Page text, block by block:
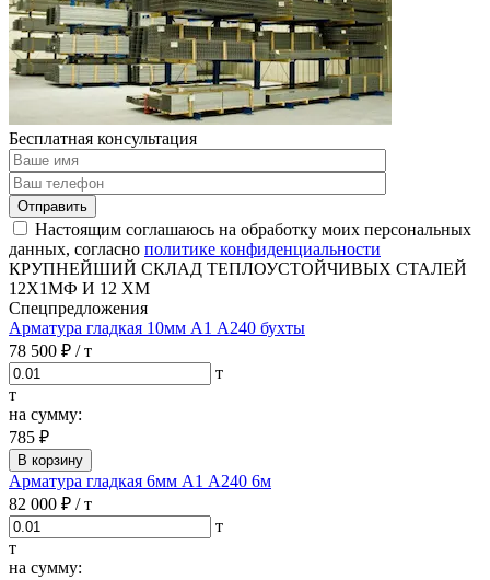
Бесплатная консультация
Отправить
Настоящим соглашаюсь на обработку моих персональных
данных, согласно политике конфиденциальности
КРУПНЕЙШИЙ СКЛАД ТЕПЛОУСТОЙЧИВЫХ СТАЛЕЙ
12Х1МФ И 12 ХМ
Спецпредложения
Арматура гладкая 10мм А1 А240 бухты
78 500 ₽ / т
т
т
на сумму:
785 ₽
В корзину
Арматура гладкая 6мм А1 А240 6м
82 000 ₽ / т
т
т
на сумму: